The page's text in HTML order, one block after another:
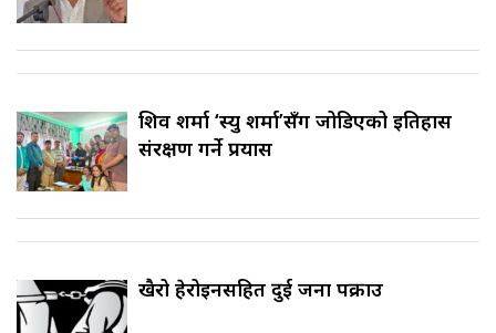
शिव शर्मा ‘स्यु शर्मा’सँग जोडिएको इतिहास
संरक्षण गर्ने प्रयास
खैरो हेरोइनसहित दुई जना पक्राउ